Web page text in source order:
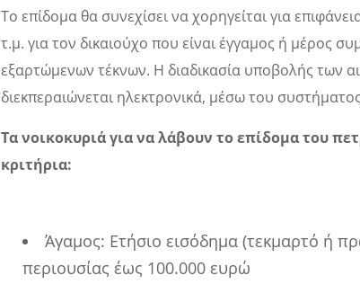
Το επίδομα θα συνεχίσει να χορηγείται για
τ.μ. για τον δικαιούχο που είναι έγγαμος ή μέρος
εξαρτώμενων τέκνων. Η διαδικασία υποβολής των
διεκπεραιώνεται ηλεκτρονικά, μέσω του συστήματος
Τα νοικοκυριά για να λάβουν το επίδομα του
κριτήρια:
Άγαμος: Ετήσιο εισόδημα (τεκμαρτό ή
περιουσίας έως 100.000 ευρώ